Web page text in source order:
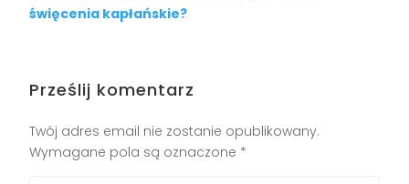
święcenia kapłańskie?
Prześlij komentarz
Twój adres email nie zostanie opublikowany.
Wymagane pola są oznaczone *